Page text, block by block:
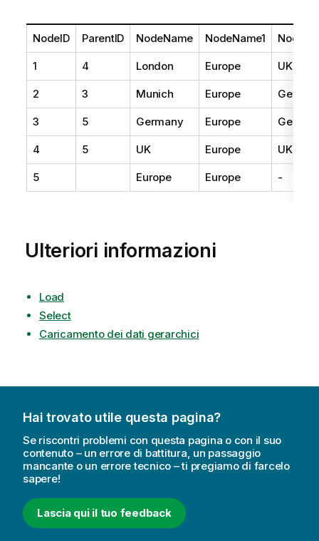
NodeID ParentID NodeName NodeName1
1 4 London Europe UK
2 3 Munich Europe
3 5 Germany Europe
4 5 UK Europe UK
5 Europe Europe -
Ulteriori informazioni
Load
Select
Caricamento dei dati gerarchici
Hai trovato utile questa pagina?
Se riscontri problemi con questa pagina o con il suo
contenuto – un errore di battitura, un passaggio
mancante o un errore tecnico – ti pregiamo di farcelo
sapere!
Lascia qui il tuo feedback